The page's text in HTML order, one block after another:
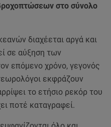
στο σύνολο
διαχέεται αργά και
σε αύξηση των
επόμενο χρόνο, γεγονός
εκφράζουν
το ετήσιο ρεκόρ του
ποτέ καταγραφεί.